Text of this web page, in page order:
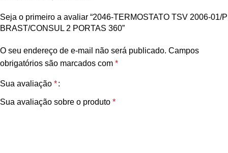
Seja o primeiro a avaliar “2046-TERMOSTATO TSV 2006-01/P
BRAST/CONSUL 2 PORTAS 360”
O seu endereço de e-mail não será publicado. Campos
obrigatórios são marcados com *
Sua avaliação *
Sua avaliação sobre o produto *